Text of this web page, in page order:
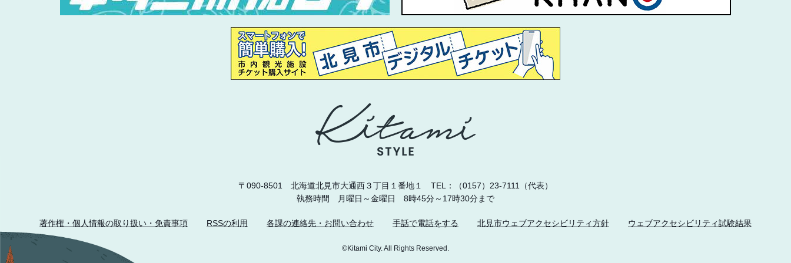
〒090-8501 北海道北見市大通西３丁目１番地１
TEL：（0157）23-7111（代表）
執務時間 月曜日～金曜日 8時45分～17時30分まで
著作権・個人情報の取り扱い・免責事項 RSSの利用 各課の連絡先・お問い合わせ 手話で電話をする 北見市ウェブアクセシビリティ方針 ウェブアクセシビリティ試験結果
©Kitami City. All Rights Reserved.